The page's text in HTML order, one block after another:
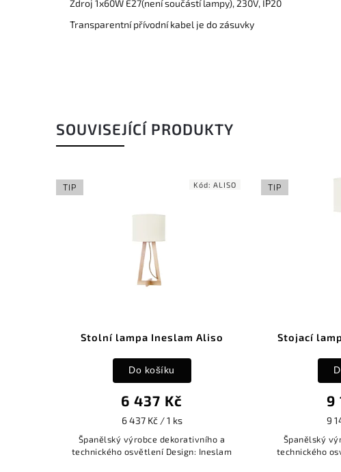
Zdroj 1x60W E27(není součástí lampy), 230V, IP20
Transparentní přívodní kabel je do zásuvky
SOUVISEJÍCÍ PRODUKTY
TIP
Stolní lampa Ineslam Aliso
6 437 Kč
6 437 Kč / 1 ks
Do košíku
Španělský výrobce dekorativního a
technického osvětlení Design: Ineslam
Kód: ALISO TIP
Stojací
9
9
Španělský
technického